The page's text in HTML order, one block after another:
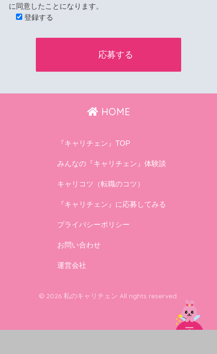
に同意したことになります。
登録する
HOME
『キャリチェン』TOP
みんなの『キャリチェン』体験談
キャリコツ（転職のコツ）
『キャリチェン』に応募してみる
プライバシーポリシー
お問い合わせ
運営会社
© 2026 私のキャリチェン All rights reserved.